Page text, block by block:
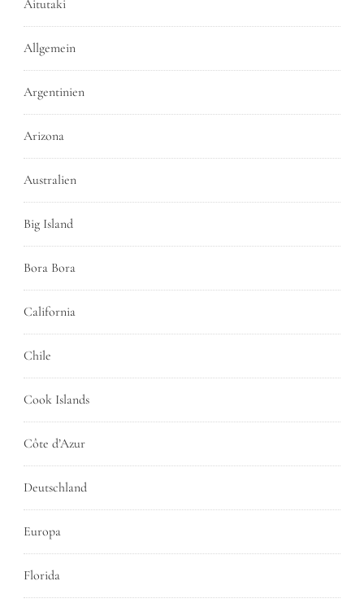
Aitutaki
Allgemein
Argentinien
Arizona
Australien
Big Island
Bora Bora
California
Chile
Cook Islands
Côte d’Azur
Deutschland
Europa
Florida